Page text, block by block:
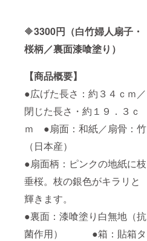
🔶3300円（白竹婦人扇子・
桜柄／裏面漆喰塗り）
【商品概要】
●広げた長さ：約３４ｃｍ／
閉じた長さ・約１９．３ｃ
ｍ ●扇面：和紙／扇骨：竹
（日本産）
●扇面柄：ピンクの地紙に枝
垂桜。枝の銀色がキラリと
輝きます。
●裏面：漆喰塗り白無地（抗
菌作用） ●箱：貼箱タ